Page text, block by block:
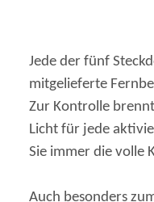
Jede der fünf
mitgelieferte
Zur Kontrolle
Licht für jede
Sie immer die volle
Auch besonders